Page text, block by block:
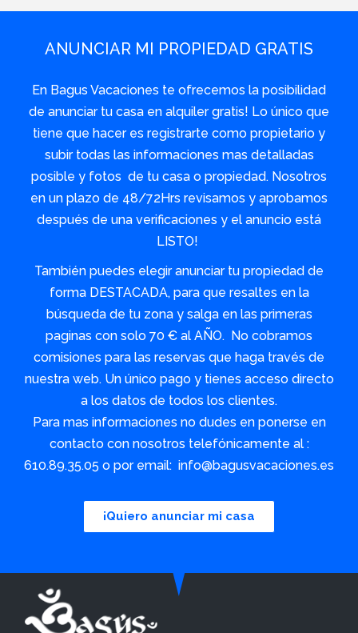
ANUNCIAR MI PROPIEDAD GRATIS
En Bagus Vacaciones te ofrecemos la posibilidad
de anunciar tu casa en alquiler gratis! Lo único que
tiene que hacer es registrarte como propietario y
subir todas las informaciones mas detalladas
posible y fotos de tu casa o propiedad. Nosotros
en un plazo de 48/72Hrs revisamos y aprobamos
después de una verificaciones y el anuncio está
LISTO!
También puedes elegir anunciar tu propiedad de
forma DESTACADA, para que resaltes en la
búsqueda de tu zona y salga en las primeras
paginas con solo 70 € al AÑO. No cobramos
comisiones para las reservas que haga través de
nuestra web. Un único pago y tienes acceso directo
a los datos de todos los clientes.
Para mas informaciones no dudes en ponerse en
contacto con nosotros telefónicamente al :
610.89.35.05 o por email: info@bagusvacaciones.es
¡Quiero anunciar mi casa